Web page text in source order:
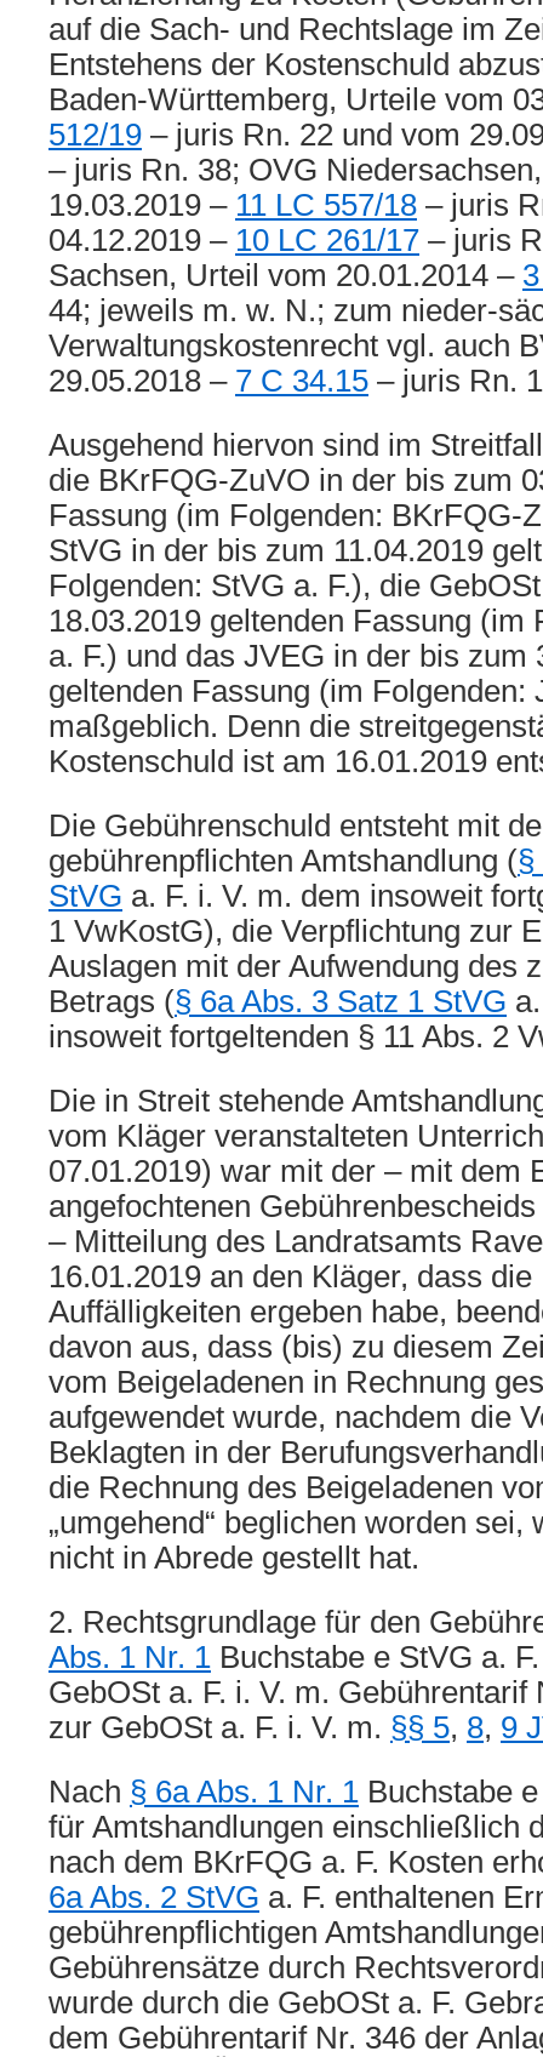
auf die Sach- und Rechtslage im
Entstehens der Kostenschuld
Baden-Württemberg, Urteile vom
512/19 – juris Rn. 22 und vom
– juris Rn. 38; OVG
19.03.2019 – 11 LC 557/18 – juris
04.12.2019 – 10 LC 261/17 – juris
Sachsen, Urteil vom 20.01.2014 –
44; jeweils m. w. N.; zum nieder-
Verwaltungskostenrecht vgl. auch
29.05.2018 – 7 C 34.15 – juris Rn.
Ausgehend hiervon sind im
die BKrFQG-ZuVO in der bis zum
Fassung (im Folgenden: BKrFQG-
StVG in der bis zum 11.04.2019
Folgenden: StVG a. F.), die
18.03.2019 geltenden Fassung (im
a. F.) und das JVEG in der bis zum
geltenden Fassung (im Folgenden:
maßgeblich. Denn die
Kostenschuld ist am 16.01.2019
Die Gebührenschuld entsteht mit
gebührenpflichten Amtshandlung (§
StVG a. F. i. V. m. dem insoweit
1 VwKostG), die Verpflichtung zur
Auslagen mit der Aufwendung des
Betrags (§ 6a Abs. 3 Satz 1 StVG
insoweit fortgeltenden § 11 Abs. 2
Die in Streit stehende
vom Kläger veranstalteten
07.01.2019) war mit der – mit dem
angefochtenen
– Mitteilung des Landratsamts
16.01.2019 an den Kläger, dass
Auffälligkeiten ergeben habe,
davon aus, dass (bis) zu diesem
vom Beigeladenen in Rechnung
aufgewendet wurde, nachdem die
Beklagten in der
die Rechnung des Beigeladenen
„umgehend“ beglichen worden sei,
nicht in Abrede gestellt hat.
2. Rechtsgrundlage für den
Abs. 1 Nr. 1 Buchstabe e StVG a.
GebOSt a. F. i. V. m. Gebührentarif
zur GebOSt a. F. i. V. m. §§ 5, 8, 9
Nach § 6a Abs. 1 Nr. 1 Buchstabe
für Amtshandlungen einschließlich
nach dem BKrFQG a. F. Kosten
6a Abs. 2 StVG a. F. enthaltenen
gebührenpflichtigen
Gebührensätze durch
wurde durch die GebOSt a. F.
dem Gebührentarif Nr. 346 der